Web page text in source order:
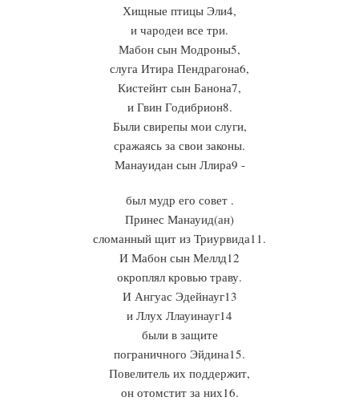
Хищные птицы Эли4,
и чародеи все три.
Мабон сын Модроны5,
слуга Итира Пендрагона6,
Кистейнт сын Банона7,
и Гвин Годибрион8.
Были свирепы мои слуги,
сражаясь за свои законы.
Манауидан сын Ллира9 -
был мудр его совет .
Принес Манауид(ан)
сломанный щит из Триурвида11.
И Мабон сын Меллд12
окроплял кровью траву.
И Ангуас Эдейнауг13
и Ллух Ллауинауг14
были в защите
пограничного Эйдина15.
Повелитель их поддержит,
он отомстит за них16.